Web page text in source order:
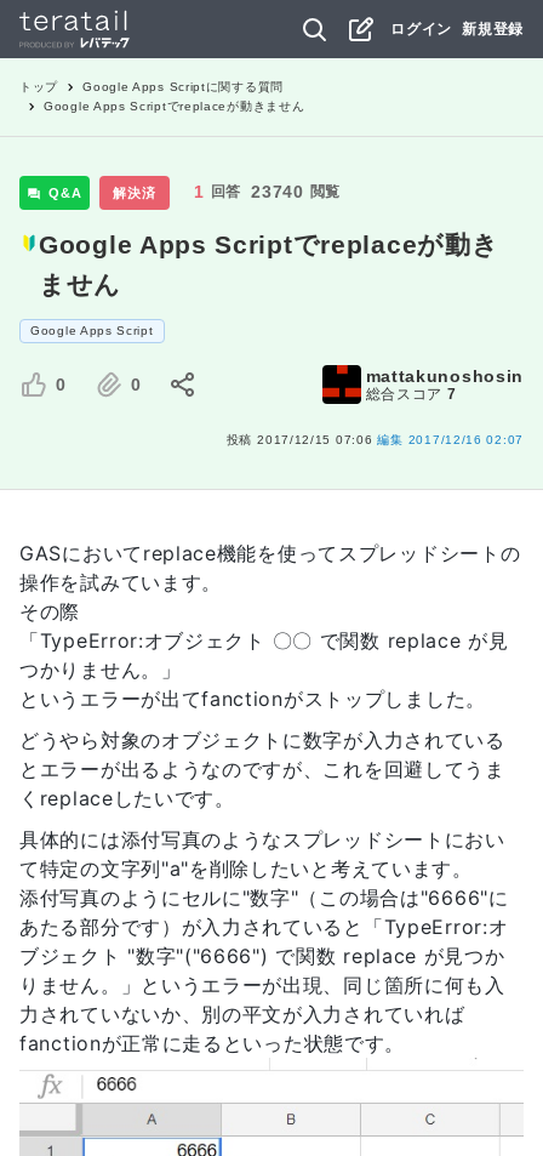
ログイン 新規登録
トップ Google Apps Scriptに関する質問
Google Apps Scriptでreplaceが動きません
Q&A 解決済 1 回答 23740 閲覧
Google Apps Scriptでreplaceが動き
ません
Google Apps Script
0 0 mattakunoshosin
総合スコア 7
投稿 2017/12/15 07:06 編集 2017/12/16 02:07
GASにおいてreplace機能を使ってスプレッドシートの
操作を試みています。
その際
「TypeError:オブジェクト 〇〇 で関数 replace が見
つかりません。」
というエラーが出てfanctionがストップしました。
どうやら対象のオブジェクトに数字が入力されている
とエラーが出るようなのですが、これを回避してうま
くreplaceしたいです。
具体的には添付写真のようなスプレッドシートにおい
て特定の文字列"a"を削除したいと考えています。
添付写真のようにセルに"数字"（この場合は"6666"に
あたる部分です）が入力されていると「TypeError:オ
ブジェクト "数字"("6666") で関数 replace が見つか
りません。」というエラーが出現、同じ箇所に何も入
力されていないか、別の平文が入力されていれば
fanctionが正常に走るといった状態です。